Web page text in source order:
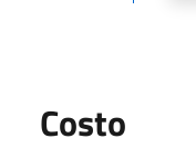
Costo